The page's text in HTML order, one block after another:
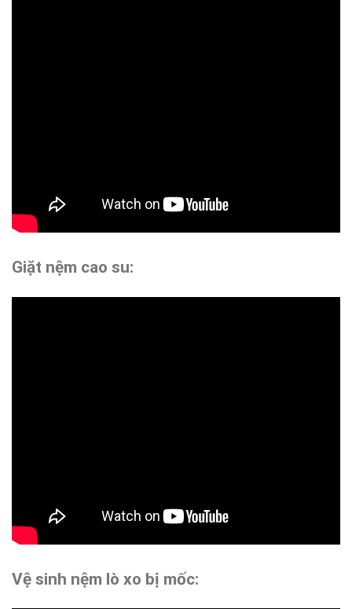
Giặt nệm cao su:
Vệ sinh nệm lò xo bị mốc: